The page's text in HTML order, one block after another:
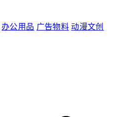
办公用品 广告物料 动漫文创